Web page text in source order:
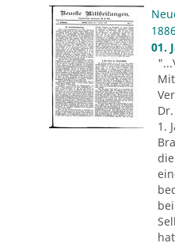
1886
01.
1.